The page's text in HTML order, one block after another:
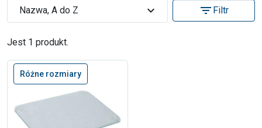
Jest 1 produkt.
Nazwa, A do Z expand_more filter_list Filtr
Różne rozmiary